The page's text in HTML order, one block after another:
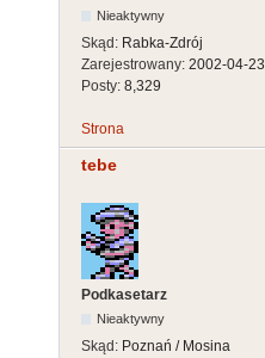
Nieaktywny
Skąd: Rabka-Zdrój
Zarejestrowany: 2002-04-23
Posty: 8,329
Strona
tebe
Podkasetarz
Nieaktywny
Skąd: Poznań / Mosina